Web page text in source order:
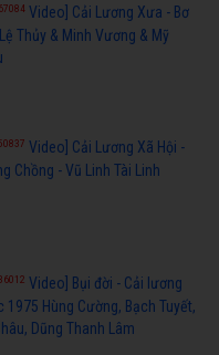
67084 Video] Cải Lương Xưa - Bơ
Thủy & Minh Vương & Mỹ
Video] Cải Lương Xã Hội -
Chồng - Vũ Linh Tài Linh
Video] Bụi đời - Cải lương
1975 Hùng Cường, Bạch Tuyết,
Dũng Thanh Lâm